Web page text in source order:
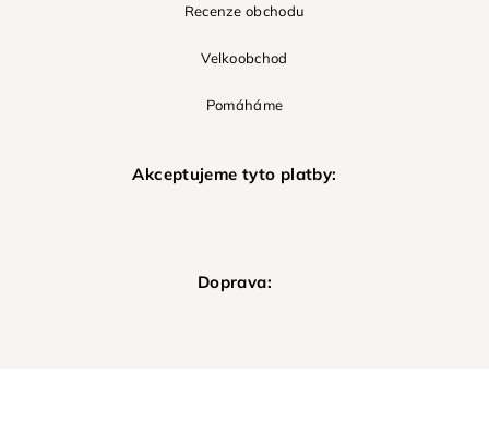
Recenze obchodu
Velkoobchod
Pomáháme
Akceptujeme tyto platby:
Doprava: